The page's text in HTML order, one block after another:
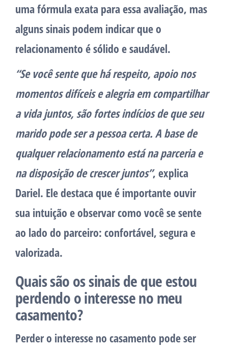
uma fórmula exata para essa avaliação, mas
alguns sinais podem indicar que o
relacionamento é sólido e saudável.
“Se você sente que há respeito, apoio nos
momentos difíceis e alegria em compartilhar
a vida juntos, são fortes indícios de que seu
marido pode ser a pessoa certa. A base de
qualquer relacionamento está na parceria e
na disposição de crescer juntos”, explica
Dariel. Ele destaca que é importante ouvir
sua intuição e observar como você se sente
ao lado do parceiro: confortável, segura e
valorizada.
Quais são os sinais de que estou
perdendo o interesse no meu
casamento?
Perder o interesse no casamento pode ser